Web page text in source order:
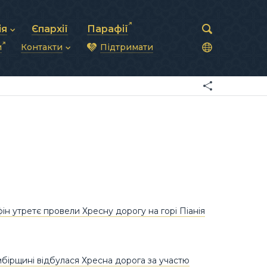
рада
та комунікації
Єпархії Парафії
Контакти
Синоди Єпископів
Підтримати
утретє провели Хресну дорогу на горі Піанія
відбулася Хресна дорога за участю